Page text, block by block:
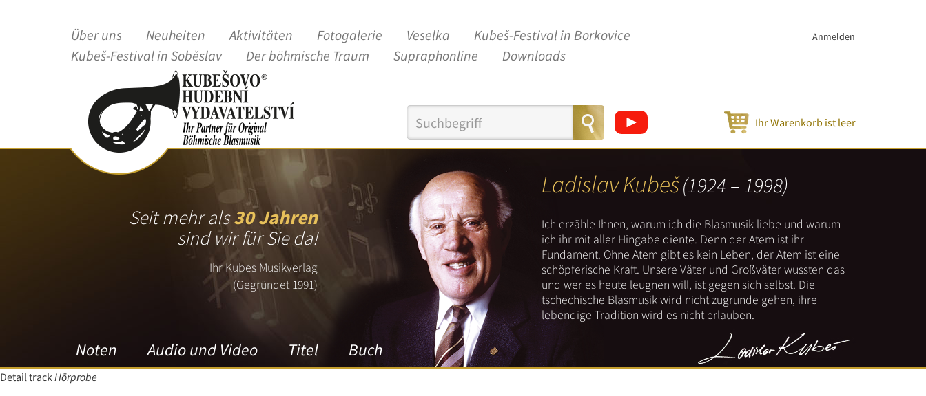
Über uns Neuheiten Aktivitäten Fotogalerie Veselka
Kubeš-Festival in Borkovice
Kubeš-Festival in Soběslav
Der böhmische Traum Supraphonline Downloads
Anmelden
Ihr Warenkorb ist leer
Seit mehr als30 Jahren
sind wir für Sie da!
Ihr Kubes Musikverlag
(Gegründet 1991)
Noten Audio und Video Titel Buch
Ladislav Kubeš(1924 – 1998)
Ich erzähle Ihnen, warum ich die Blasmusik liebe und warum
ich ihr mit aller Hingabe diente. Denn der Atem ist ihr
Fundament. Ohne Atem gibt es kein Leben, der Atem ist eine
schöpferische Kraft. Unsere Väter und Großväter wussten das
und wer es heute leugnen will, ist gegen sich selbst. Die
tschechische Blasmusik wird nicht zugrunde gehen, ihre
lebendige Tradition wird es nicht erlauben.
Detail trackHörprobe